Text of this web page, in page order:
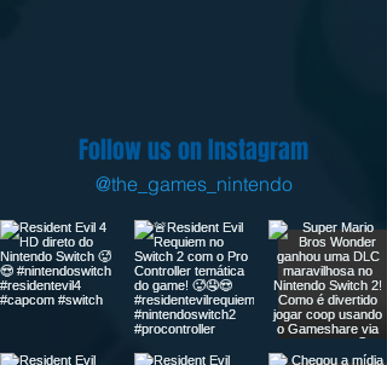
Follow us on Instagram
@the_games_nintendo